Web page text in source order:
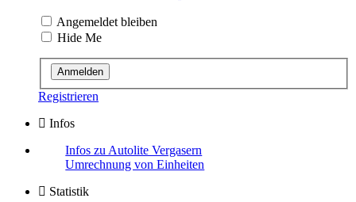
Angemeldet bleiben
Hide Me
Registrieren
Infos
Infos zu Autolite Vergasern
Umrechnung von Einheiten
Statistik